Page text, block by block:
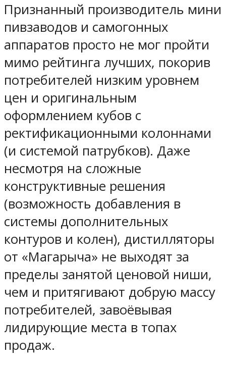
Признанный производитель мини
пивзаводов и самогонных
аппаратов просто не мог пройти
мимо рейтинга лучших, покорив
потребителей низким уровнем
цен и оригинальным
оформлением кубов с
ректификационными колоннами
(и системой патрубков). Даже
несмотря на сложные
конструктивные решения
(возможность добавления в
системы дополнительных
контуров и колен), дистилляторы
от «Магарыча» не выходят за
пределы занятой ценовой ниши,
чем и притягивают добрую массу
потребителей, завоёвывая
лидирующие места в топах
продаж.